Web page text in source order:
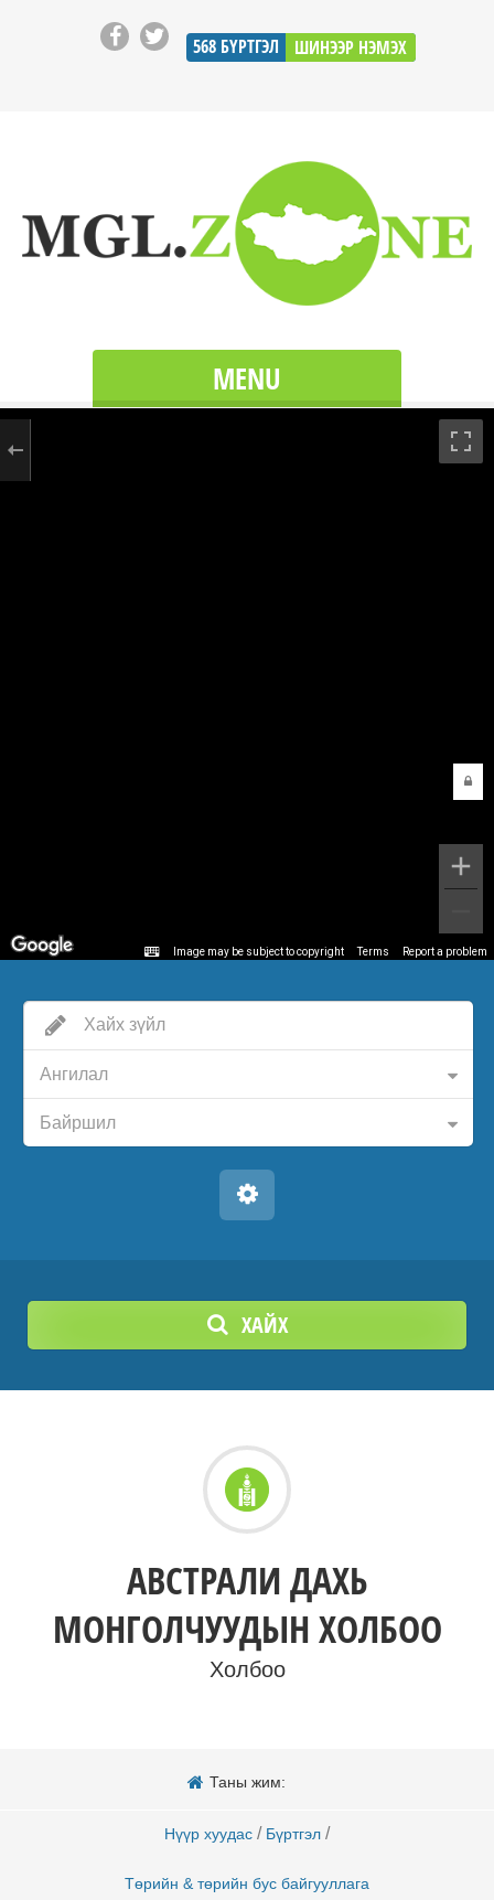
568 БҮРТГЭЛ ШИНЭЭР НЭМЭХ
MENU
Image may be subject to copyright Terms Report a problem
Ангилал
Байршил
ХАЙХ
АВСТРАЛИ ДАХЬ
МОНГОЛЧУУДЫН ХОЛБОО
Холбоо
Таны жим:
Нүүр хуудас / Бүртгэл /
Төрийн & төрийн бус байгууллага